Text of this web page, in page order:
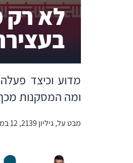
לא רק
מדוע וכיצד
ומה המסקנות
מבט על, גיליון 2139, 12 במאי 2026